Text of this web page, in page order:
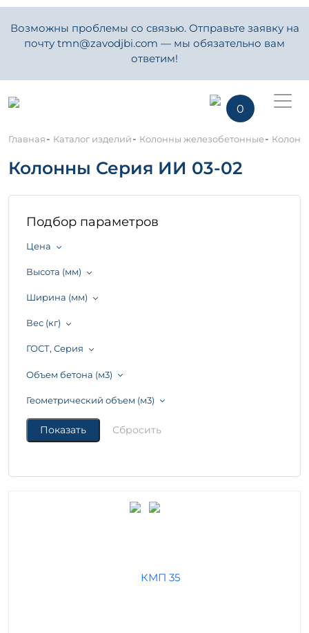
Возможны проблемы со связью. Отправьте заявку на
почту tmn@zavodjbi.com — мы обязательно вам
ответим!
0
Главная- Каталог изделий- Колонны железобетонные-
Колонны Серия ИИ 03-02
Подбор параметров
Цена
Высота (мм)
Ширина (мм)
Вес (кг)
ГОСТ, Серия
Объем бетона (м3)
Геометрический объем (м3)